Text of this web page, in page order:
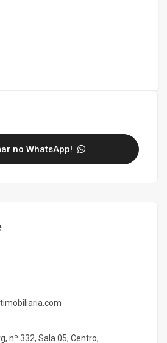
no WhatsApp!
nº 332, Sala 05, Centro,